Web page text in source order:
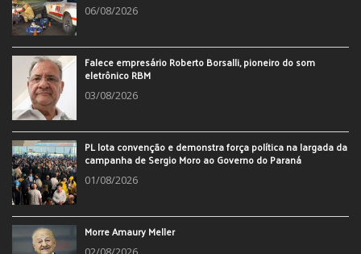
06/08/2026
Falece empresário Roberto Borsalli, pioneiro do som
eletrônico RBM
03/08/2026
PL lota convenção e demonstra força política na largada da
campanha de Sergio Moro ao Governo do Paraná
01/08/2026
Morre Amaury Meller